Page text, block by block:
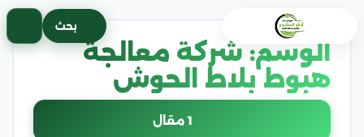
بحث
الوسم: شركة معالجة
هبوط بلاط الحوش
1 مقال